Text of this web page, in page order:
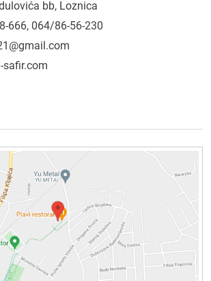
bb, Loznica
666, 064/86-56-230
safir.com